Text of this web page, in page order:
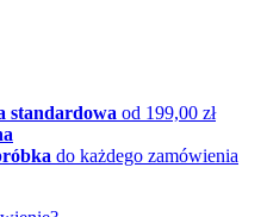
standardowa od 199,00 zł
do każdego zamówienia